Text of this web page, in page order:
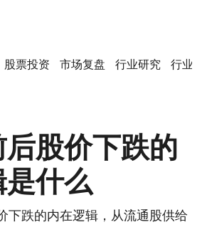
股票投资 市场复盘 行业研究 行业
股价下跌的
什么
下跌的内在逻辑，从流通股供给